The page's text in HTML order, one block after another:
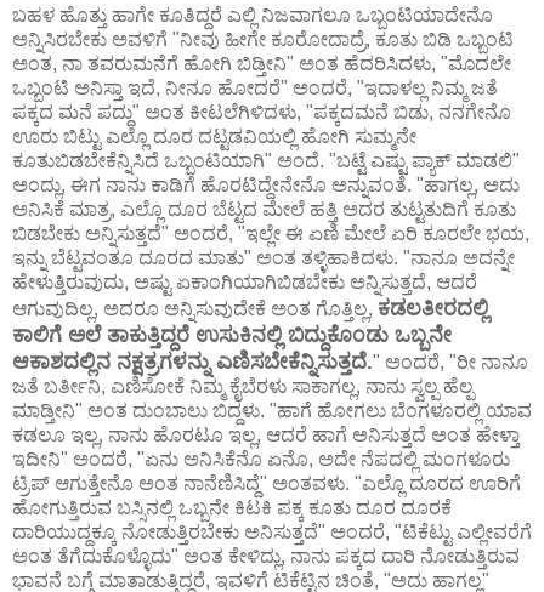
ಬಹಳ ಹೊತ್ತು ಹಾಗೇ ಕೂತಿದ್ದರೆ ಎಲ್ಲಿ ನಿಜವಾಗಲೂ ಒಬ್ಬಂಟಿಯಾದೇನೊ
ಅನ್ನಿಸಿರಬೇಕು ಅವಳಿಗೆ "ನೀವು ಹೀಗೇ ಕೂರೋದಾದ್ರೆ, ಕೂತು ಬಿಡಿ ಒಬ್ಬಂಟಿ
ಅಂತ, ನಾ ತವರುಮನೆಗೆ ಹೋಗಿ ಬಿಡ್ತೀನಿ" ಅಂತ ಹೆದರಿಸಿದಳು, "ಮೊದಲೇ
ಒಬ್ಬಂಟಿ ಅನಿಸ್ತಾ ಇದೆ, ನೀನೂ ಹೋದರೆ" ಅಂದರೆ, "ಇದಾಳಲ್ಲ ನಿಮ್ಮ ಜತೆ
ಪಕ್ಕದ ಮನೆ ಪದ್ದು" ಅಂತ ಕೀಟಲೆಗಿಳಿದಳು, "ಪಕ್ಕದಮನೆ ಬಿಡು, ನನಗೇನೊ
ಊರು ಬಿಟ್ಟು ಎಲ್ಲೊ ದೂರ ದಟ್ಟಡವಿಯಲ್ಲಿ ಹೋಗಿ ಸುಮ್ಮನೇ
ಕೂತುಬಿಡಬೇಕೆನ್ನಿಸಿದೆ ಒಬ್ಬಂಟಿಯಾಗಿ" ಅಂದೆ. "ಬಟ್ಟೆ ಎಷ್ಟು ಪ್ಯಾಕ್ ಮಾಡಲಿ"
ಅಂದ್ಲು, ಈಗ ನಾನು ಕಾಡಿಗೆ ಹೊರಟಿದ್ದೇನೇನೊ ಅನ್ನುವಂತೆ. "ಹಾಗಲ್ಲ, ಅದು
ಅನಿಸಿಕೆ ಮಾತ್ರ, ಎಲ್ಲೊ ದೂರ ಬೆಟ್ಟದ ಮೇಲೆ ಹತ್ತಿ ಅದರ ತುಟ್ಟತುದಿಗೆ ಕೂತು
ಬಿಡಬೇಕು ಅನ್ನಿಸುತ್ತದೆ" ಅಂದರೆ, "ಇಲ್ಲೇ ಈ ಏಣಿ ಮೇಲೆ ಏರಿ ಕೂರಲೇ ಭಯ,
ಇನ್ನು ಬೆಟ್ಟವಂತೂ ದೂರದ ಮಾತು" ಅಂತ ತಳ್ಳಿಹಾಕಿದಳು. "ನಾನೂ ಅದನ್ನೇ
ಹೇಳುತ್ತಿರುವುದು, ಅಷ್ಟು ಏಕಾಂಗಿಯಾಗಿಬಿಡಬೇಕು ಅನ್ನಿಸುತ್ತದೆ, ಆದರೆ
ಆಗುವುದಿಲ್ಲ, ಅದರೂ ಅನ್ನಿಸುವುದೇಕೆ ಅಂತ ಗೊತ್ತಿಲ್ಲ, ಕಡಲತೀರದಲ್ಲಿ
ಕಾಲಿಗೆ ಅಲೆ ತಾಕುತ್ತಿದ್ದರೆ ಉಸುಕಿನಲ್ಲಿ ಬಿದ್ದುಕೊಂಡು ಒಬ್ಬನೇ
ಆಕಾಶದಲ್ಲಿನ ನಕ್ಷತ್ರಗಳನ್ನು ಎಣಿಸಬೇಕೆನ್ನಿಸುತ್ತದೆ." ಅಂದರೆ, "ರೀ ನಾನೂ
ಜತೆ ಬರ್ತೀನಿ, ಎಣಿಸೋಕೆ ನಿಮ್ಮ ಕೈಬೆರಳು ಸಾಕಾಗಲ್ಲ, ನಾನು ಸ್ವಲ್ಪ ಹೆಲ್ಪ
ಮಾಡ್ತೀನಿ" ಅಂತ ದುಂಬಾಲು ಬಿದ್ದಳು. "ಹಾಗೆ ಹೋಗಲು ಬೆಂಗಳೂರಲ್ಲಿ ಯಾವ
ಕಡಲೂ ಇಲ್ಲ, ನಾನು ಹೊರಟೂ ಇಲ್ಲ, ಆದರೆ ಹಾಗೆ ಅನಿಸುತ್ತದೆ ಅಂತ ಹೇಳ್ತಾ
ಇದೀನಿ" ಅಂದರೆ, "ಏನು ಅನಿಸಿಕೆನೊ ಏನೊ, ಅದೇ ನೆಪದಲ್ಲಿ ಮಂಗಳೂರು
ಟ್ರಿಪ್ ಆಗುತ್ತೇನೊ ಅಂತ ನಾನೆಣಿಸಿದ್ದೆ" ಅಂತವಳು. "ಎಲ್ಲೊ ದೂರದ ಊರಿಗೆ
ಹೋಗುತ್ತಿರುವ ಬಸ್ಸಿನಲ್ಲಿ ಒಬ್ಬನೇ ಕಿಟಕಿ ಪಕ್ಕ ಕೂತು ದೂರ ದೂರಕೆ
ದಾರಿಯುದ್ದಕ್ಕೂ ನೋಡುತ್ತಿರಬೇಕು ಅನಿಸುತ್ತದೆ" ಅಂದರೆ, "ಟಿಕೆಟ್ಟು ಎಲ್ಲೀವರೆಗೆ
ಅಂತ ತೆಗೆದುಕೊಳ್ಳೊದು" ಅಂತ ಕೇಳಿದ್ಲು, ನಾನು ಪಕ್ಕದ ದಾರಿ ನೋಡುತ್ತಿರುವ
ಭಾವನೆ ಬಗ್ಗೆ ಮಾತಾಡುತ್ತಿದ್ದರೆ, ಇವಳಿಗೆ ಟಿಕೆಟ್ಟಿನ ಚಿಂತೆ, "ಅದು ಹಾಗಲ್ಲ"